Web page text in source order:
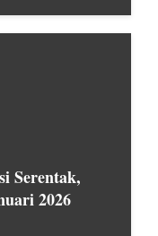
Serentak,
2026